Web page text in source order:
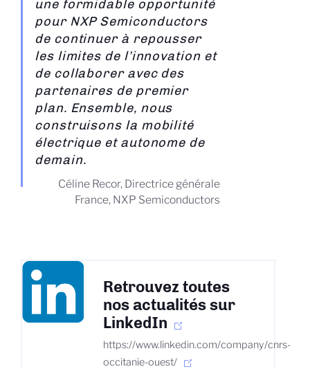
une formidable opportunité
pour NXP Semiconductors
de continuer à repousser
les limites de l’innovation et
de collaborer avec des
partenaires de premier
plan. Ensemble, nous
construisons la mobilité
électrique et autonome de
demain.
Céline Recor, Directrice générale
France, NXP Semiconductors
Retrouvez toutes
nos actualités sur
LinkedIn
https://www.linkedin.com/company/cnrs-
occitanie-ouest/